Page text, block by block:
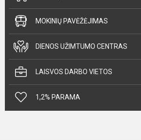
MOKINIŲ PAVĖŽĖJIMAS
DIENOS UŽIMTUMO CENTRAS
LAISVOS DARBO VIETOS
1,2% PARAMA